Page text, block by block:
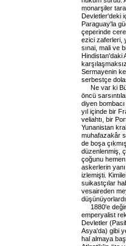
monarşiler
Devletler'deki
Paraguay'la
çeperinde
ezici zaferleri,
sınai, mali ve
Hindistan'daki
Sermayenin
serbestçe
Ne var ki
öncü
diyen
yıl içinde bir
veliahtı, bir
Yunanistan
muhafazakâr
de boşa
düzenlenmiş,
çoğunu
askerlerin
izlemişti.
suikastçılar
vesaireden
1880'e
emperyalist
Devletler
Asya'da) gibi
hal almaya